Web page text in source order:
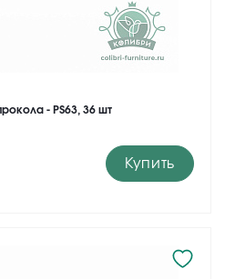
- PS63, 36 шт
Купить